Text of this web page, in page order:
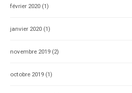
février 2020 (1)
janvier 2020 (1)
novembre 2019 (2)
octobre 2019 (1)